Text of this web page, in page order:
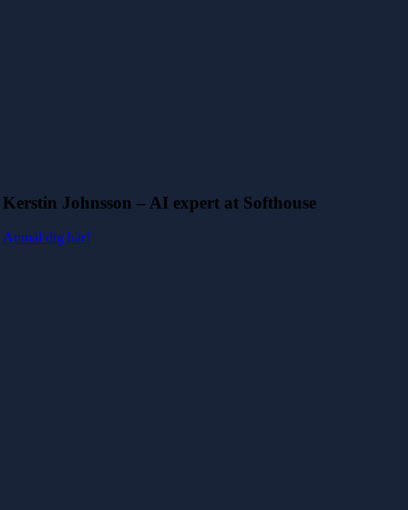
Kerstin Johnsson – AI expert at Softhouse
Anmäl dig här!